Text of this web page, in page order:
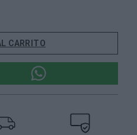
CARRITO